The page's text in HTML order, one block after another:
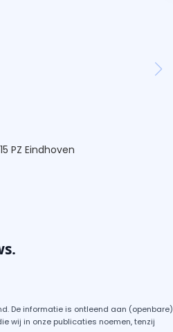
PZ Eindhoven
De informatie is ontleend aan (openbare)
wij in onze publicaties noemen, tenzij